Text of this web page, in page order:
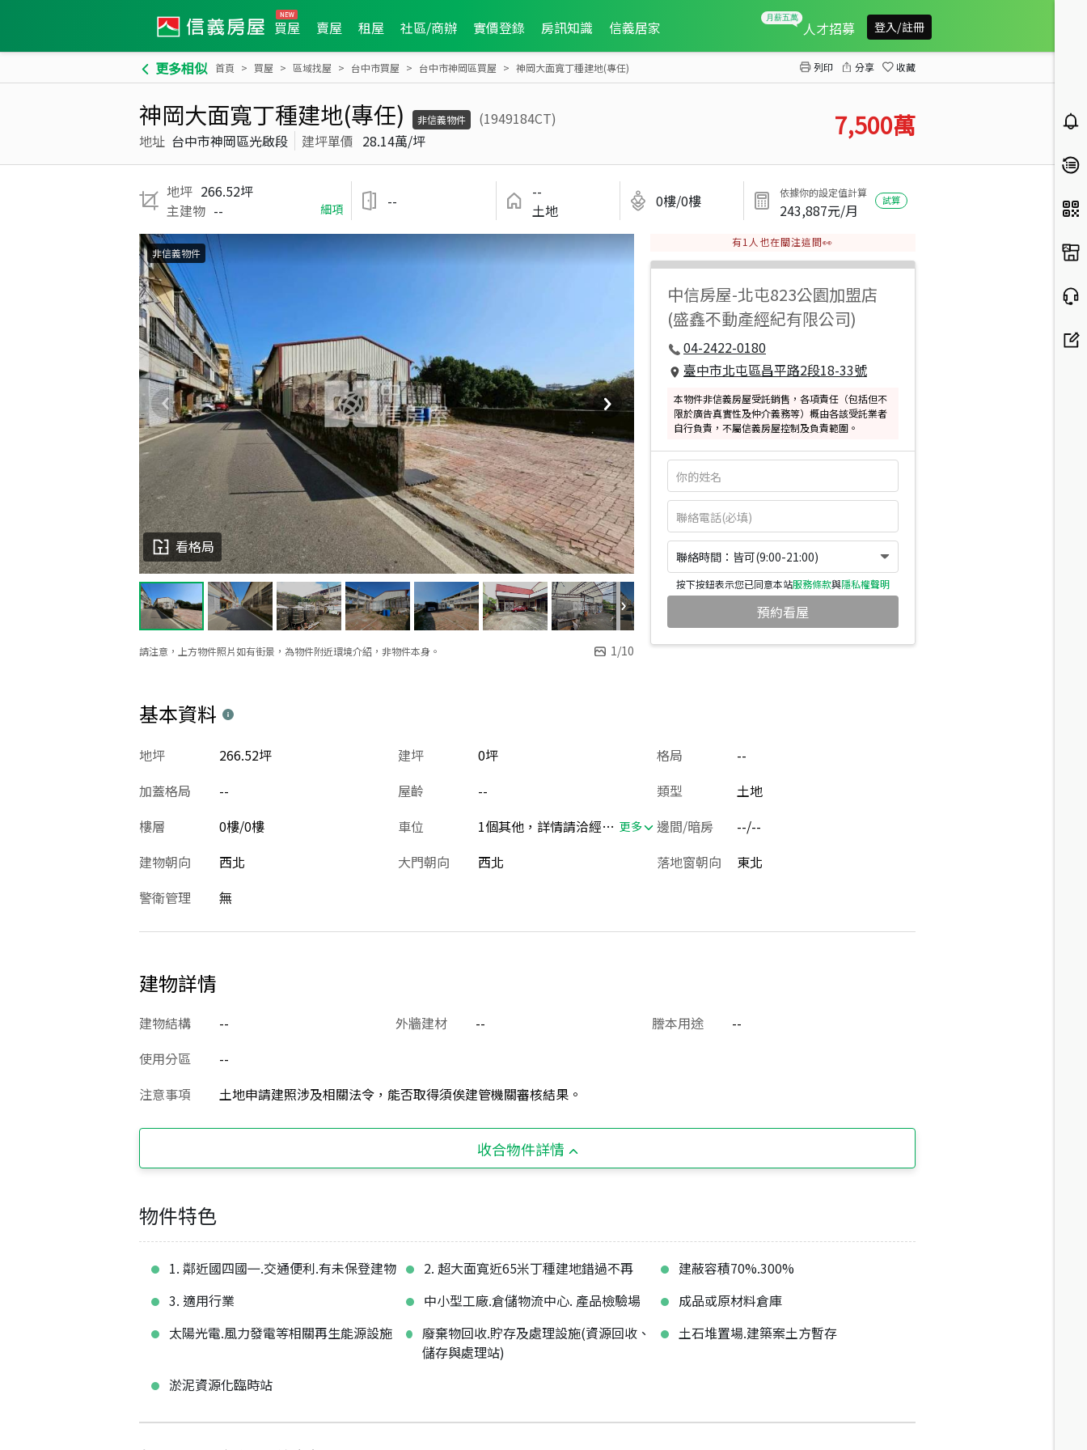
買屋 賣屋 租屋 社區/商辦 實價登錄 房訊知識 信義居家 人才招募 登入/註冊
更多相似 首頁 買屋 區域找屋 台中市買屋 台中市神岡區買屋 神岡大面寬丁種建地(專任) 列印 分享 收藏
神岡大面寬丁種建地(專任) 非信義物件
(1949184CT)
地址 台中市神岡區光啟段 建坪單價 28.14萬/坪 7,500萬
地坪 266.52坪
主建物 -- 細項 --
--
土地
0樓/0樓 依據你的設定值計算
243,887元/月
試算
請注意，上方物件照片如有街景，為物件附近環境介紹，非物件本身。 1/10
看格局
非信義物件
有1 人也在關注這間👀
中信房屋-北屯823公園加盟店
(盛鑫不動產經紀有限公司)
04-2422-0180
臺中市北屯區昌平路2段18-33號
本物件非信義房屋受託銷售，各項責任（包括但不
限於廣告真實性及仲介義務等）概由各該受託業者
自行負責，不屬信義房屋控制及負責範圍。
聯絡時間：皆可(9:00-21:00)
按下按鈕表示您已同意本站服務條款與隱私權聲明
預約看屋
基本資料
建坪 0坪
地坪 266.52坪 格局
--
加蓋格局
-- 屋齡 -- 類型
土地
樓層
0樓/0樓 車位 1個其他，詳情請洽經紀人員 更多 邊間/暗房
--/--
建物朝向
西北 大門朝向 西北 落地窗朝向
東北
警衛管理
無
建物詳情
建物結構 -- 外牆建材 -- 謄本用途
--
使用分區
--
注意事項
土地申請建照涉及相關法令，能否取得須俟建管機關審核結果。
收合物件詳情
物件特色
1. 鄰近國四國㇐.交通便利.有未保登建物 2. 超大面寬近65米丁種建地錯過不再
建蔽容積70%.300%
3. 適用行業
中小型工廠.倉儲物流中心. 產品檢驗場
成品或原材料倉庫
太陽光電.風力發電等相關再生能源設施
廢棄物回收.貯存及處理設施(資源回收、
儲存與處理站)
土石堆置場.建築案土方暫存
淤泥資源化臨時站